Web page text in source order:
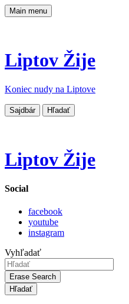
Main menu
Liptov Žije
Koniec nudy na Liptove
Sajdbár Hľadať
Liptov Žije
Social
facebook
youtube
instagram
Vyhľadať
Erase Search